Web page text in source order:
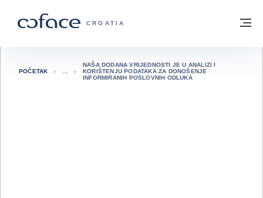
COFACE FOR TRADE - POČETNA
CROATIA
Povratak na početnu stranicu
POČETAK
NAŠA DODANA VRIJEDNOSTI JE U ANALIZI I
KORIŠTENJU PODATAKA ZA DONOŠENJE
INFORMIRANIH POSLOVNIH ODLUKA